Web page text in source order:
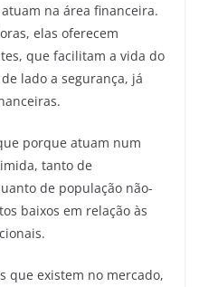
na área financeira.
elas oferecem
que facilitam a vida do
lado a segurança, já
porque atuam num
tanto de
de população não-
baixos em relação às
que existem no mercado,